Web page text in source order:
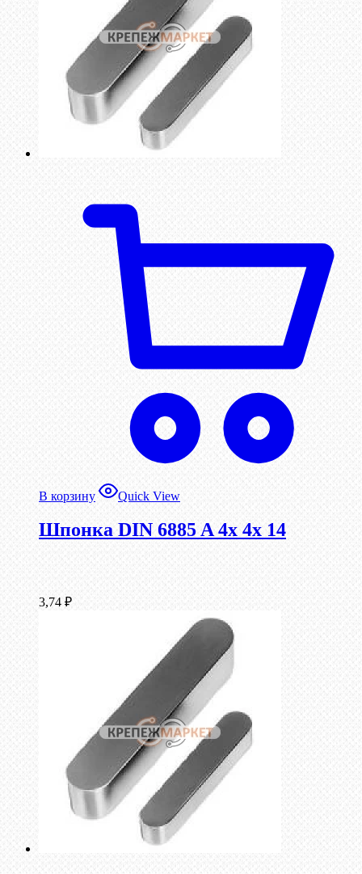
В корзину Quick View
Шпонка DIN 6885 A 4x 4x 14
3,74 ₽